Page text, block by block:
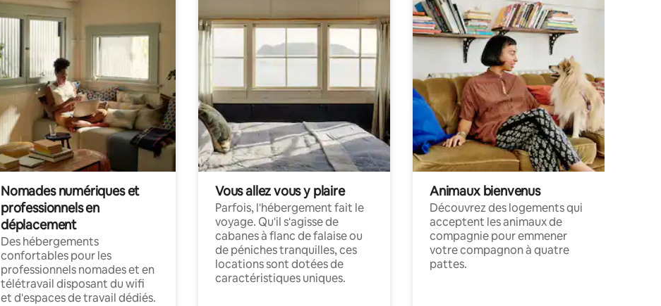
Nomades numériques et
professionnels en
déplacement
Des hébergements
confortables pour les
professionnels nomades et en
télétravail disposant du wifi
et d'espaces de travail dédiés.
Vous allez vous y plaire
Parfois, l'hébergement fait le
voyage. Qu'il s'agisse de
cabanes à flanc de falaise ou
de péniches tranquilles, ces
locations sont dotées de
caractéristiques uniques.
Animaux bienvenus
Découvrez des logements qui
acceptent les animaux de
compagnie pour emmener
votre compagnon à quatre
pattes.